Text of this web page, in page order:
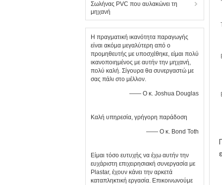
Σωλήνας PVC που αυλακώνει τη
μηχανή
Η πραγματική ικανότητα παραγωγής
είναι ακόμα μεγαλύτερη από ο
προμηθευτής με υποσχέθηκε, είμαι πολύ
ικανοποιημένος με αυτήν την μηχανή,
πολύ καλή. Σίγουρα θα συνεργαστώ με
σας πάλι στο μέλλον.
—— Ο κ. Joshua Douglas
Καλή υπηρεσία, γρήγορη παράδοση
—— Ο κ. Bond Toth
Είμαι τόσο ευτυχής να έχω αυτήν την
ευχάριστη επιχειρησιακή συνεργασία με
Plastar, έχουν κάνει την αρκετά
καταπληκτική εργασία. Επικοινωνούμε